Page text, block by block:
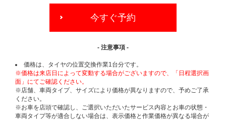
今すぐ予約
- 注意事項 -
価格は、タイヤの位置交換作業1台分です。
※価格は来店日によって変動する場合がございますので、「日程選択画
面」にてご確認ください。
※店舗、車両タイプ、サイズにより価格が異なりますので、予めご了承
ください。
※お車を店頭で確認し、ご選択いただいたサービス内容とお車の状態・
車両タイプ等が適合しない場合は、表示価格と作業価格が異なる場合が